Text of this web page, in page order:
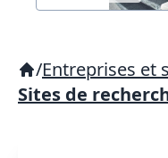
/Entreprises et
Sites de